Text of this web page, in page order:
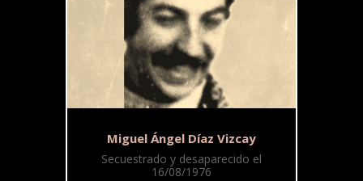
Miguel Ángel Díaz Vizcay
Secuestrado y desaparecido el
16/08/1976